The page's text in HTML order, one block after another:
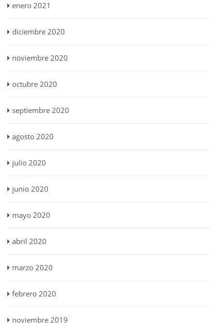
enero 2021
diciembre 2020
noviembre 2020
octubre 2020
septiembre 2020
agosto 2020
julio 2020
junio 2020
mayo 2020
abril 2020
marzo 2020
febrero 2020
noviembre 2019